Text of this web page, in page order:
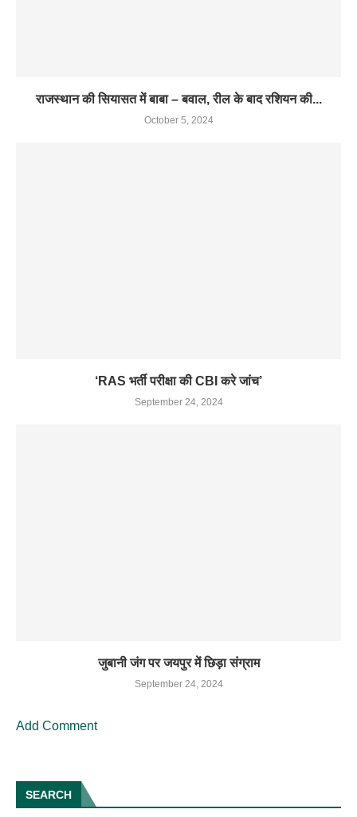
राजस्थान की सियासत में बाबा – बवाल, रील के बाद रशियन की...
October 5, 2024
‘RAS भर्ती परीक्षा की CBI करे जांच’
September 24, 2024
जुबानी जंग पर जयपुर में छिड़ा संग्राम
September 24, 2024
Add Comment
SEARCH